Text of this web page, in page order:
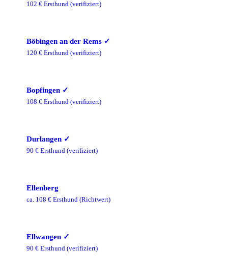
102 € Ersthund (verifiziert)
Böbingen an der Rems ✓
120 € Ersthund (verifiziert)
Bopfingen ✓
108 € Ersthund (verifiziert)
Durlangen ✓
90 € Ersthund (verifiziert)
Ellenberg
ca. 108 € Ersthund (Richtwert)
Ellwangen ✓
90 € Ersthund (verifiziert)